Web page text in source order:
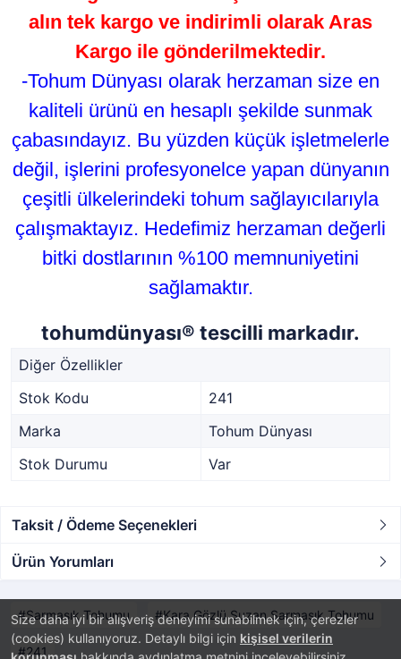
Size daha iyi bir alışveriş deneyimi sunabilmek için, çerezler
(cookies) kullanıyoruz. Detaylı bilgi için kişisel verilerin
alın tek kargo ve indirimli olarak Aras
Kargo ile gönderilmektedir.
-Tohum Dünyası olarak herzaman size en
kaliteli ürünü en hesaplı şekilde sunmak
çabasındayız. Bu yüzden küçük işletmelerle
değil, işlerini profesyonelce yapan dünyanın
çeşitli ülkelerindeki tohum sağlayıcılarıyla
çalışmaktayız. Hedefimiz herzaman değerli
bitki dostlarının %100 memnuniyetini
sağlamaktır.
tohumdünyası® tescilli markadır.
Diğer Özellikler
Stok Kodu
241
Marka
Tohum Dünyası
Stok Durumu
Var
Taksit / Ödeme Seçenekleri
Ürün Yorumları
Sarmaşık Tohumu Kara Gözlü Suzan Sarmaşık Tohumu
241